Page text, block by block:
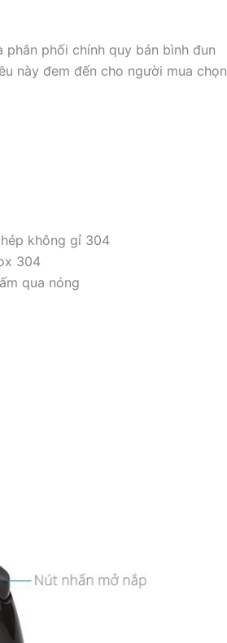
phối chính quy bán bình đun
này đem đến cho người mua chọn
không gỉ 304
304
qua nóng